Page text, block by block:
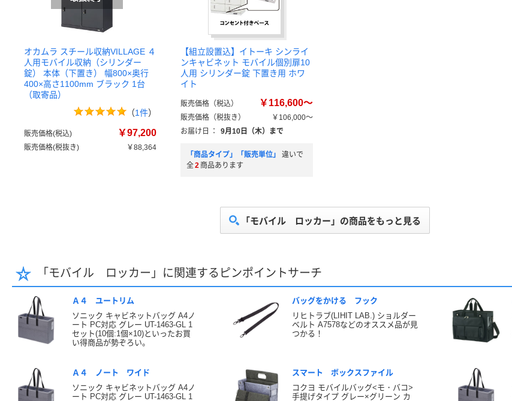
オカムラ スチール収納VILLAGE ４
人用モバイル収納（シリンダー
錠） 本体（下置き） 幅800×奥行
400×高さ1100mm ブラック 1台
（取寄品）
（1件）
販売価格(税込) ￥97,200
販売価格(税抜き) ￥88,364
【組立設置込】イトーキ シンライ
ンキャビネット モバイル個別扉10
人用 シリンダー錠 下置き用 ホワ
イト
販売価格（税込） ￥116,600～
販売価格（税抜き）
￥106,000～
お届け日
： 9月10日（木）まで
「商品タイプ」「販売単位」
違いで
全2 商品あります
「モバイル ロッカー」の商品をもっと見る
「モバイル ロッカー」に関連するピンポイントサーチ
Ａ４ ユートリム
ソニック キャビネットバッグ A4ノ
ート PC対応 グレー UT-1463-GL 1
セット(10個:1個×10)といったお買
い得商品が勢ぞろい。
バッグをかける フック
リヒトラブ(LIHIT LAB.) ショルダー
ベルト A7578などのオススメ品が見
つかる！
Ａ４ ノート ワイド
ソニック キャビネットバッグ A4ノ
ート PC対応 グレー UT-1463-GL 1
スマート ボックスファイル
コクヨ モバイルバッグ<モ・バコ>
手提げタイプ グレー×グリーン カ